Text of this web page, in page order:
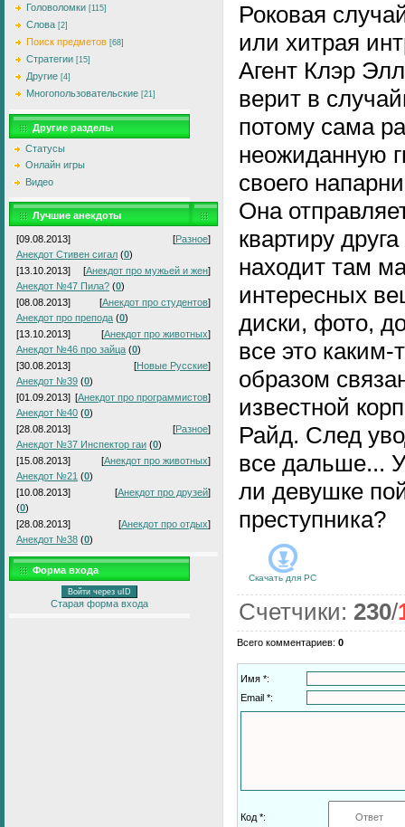
Головоломки [115]
Слова [2]
Поиск предметов [68]
Стратегии [15]
Другие [4]
Многопользовательские [21]
Другие разделы
Статусы
Онлайн игры
Видео
Лучшие анекдоты
[09.08.2013] [Разное]
Анекдот Стивен сигал (0)
[13.10.2013]
[Анекдот про мужьей и жен]
Анекдот №47 Пила? (0)
[08.08.2013]
[Анекдот про студентов]
Анекдот про препода (0)
[13.10.2013]
[Анекдот про животных]
Анекдот №46 про зайца (0)
[30.08.2013]
[Новые Русские]
Анекдот №39 (0)
[01.09.2013] [Анекдот про программистов]
Анекдот №40 (0)
[28.08.2013]
[Разное]
Анекдот №37 Инспектор гаи (0)
[15.08.2013]
[Анекдот про животных]
Анекдот №21 (0)
[10.08.2013]
[Анекдот про друзей]
(0)
[28.08.2013]
[Анекдот про отдых]
Анекдот №38 (0)
Форма входа
Войти через uID
Старая форма входа
Роковая
или хитрая
Агент Клэр
верит в
потому сама
неожиданную
своего
Она
квартиру
находит там
интересных
диски, фото,
все это каким-
образом
известной
Райд. След
все дальше...
ли девушке
преступника?
Скачать для PC
Счетчики: 230/
Всего комментариев: 0
Имя *:
Email *:
Код *: